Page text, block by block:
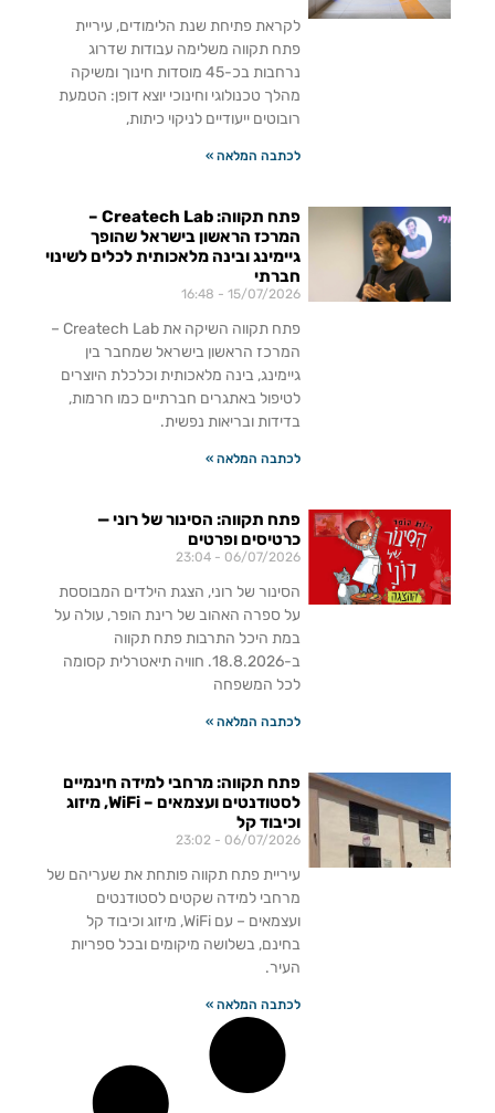
לקראת פתיחת שנת הלימודים, עיריית
פתח תקווה משלימה עבודות שדרוג
נרחבות בכ-45 מוסדות חינוך ומשיקה
מהלך טכנולוגי וחינוכי יוצא דופן: הטמעת
רובוטים ייעודיים לניקוי כיתות,
לכתבה המלאה »
פתח תקווה: Createch Lab –
המרכז הראשון בישראל שהופך
גיימינג ובינה מלאכותית לכלים לשינוי
חברתי
15/07/2026
פתח תקווה השיקה את Createch Lab –
המרכז הראשון בישראל שמחבר בין
גיימינג, בינה מלאכותית וכלכלת היוצרים
לטיפול באתגרים חברתיים כמו חרמות,
בדידות ובריאות נפשית.
לכתבה המלאה »
פתח תקווה: הסינור של רוני —
כרטיסים ופרטים
06/07/2026
הסינור של רוני, הצגת הילדים המבוססת
על ספרה האהוב של רינת הופר, עולה על
במת היכל התרבות פתח תקווה
ב-18.8.2026. חוויה תיאטרלית קסומה
לכל המשפחה
לכתבה המלאה »
פתח תקווה: מרחבי למידה חינמיים
לסטודנטים ועצמאים – WiFi, מיזוג
וכיבוד קל
06/07/2026
עיריית פתח תקווה פותחת את שעריהם של
מרחבי למידה שקטים לסטודנטים
ועצמאים – עם WiFi, מיזוג וכיבוד קל
בחינם, בשלושה מיקומים ובכל ספריות
העיר.
לכתבה המלאה »